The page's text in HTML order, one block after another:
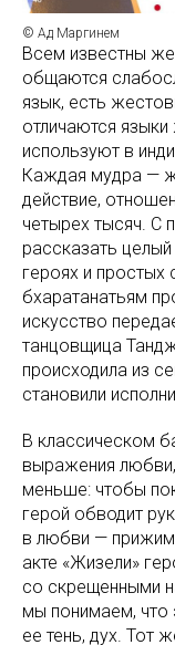
© Ад Маргинем
Всем известны
общаются
язык, есть
отличаются
используют в
Каждая мудра —
действие,
четырех тысяч.
рассказать
героях и простых
бхаратанатьям
искусство
танцовщица
происходила из
становили
В классическом
выражения любви,
меньше: чтобы
герой обводит
в любви —
акте «Жизели»
со скрещенными
мы понимаем, что
ее тень, дух. Тот